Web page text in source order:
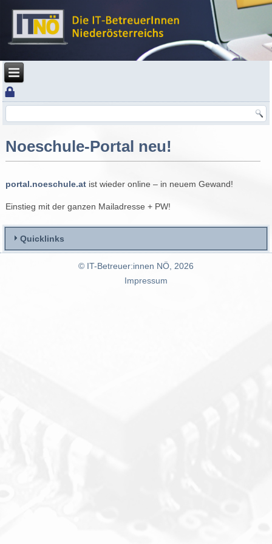
Noeschule-Portal neu!
portal.noeschule.at ist wieder online – in neuem Gewand!
Einstieg mit der ganzen Mailadresse + PW!
Quicklinks
© IT-Betreuer:innen NÖ, 2026
Impressum